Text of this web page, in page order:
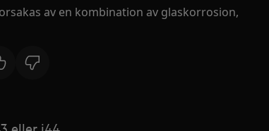
av en kombination av glaskorrosion,